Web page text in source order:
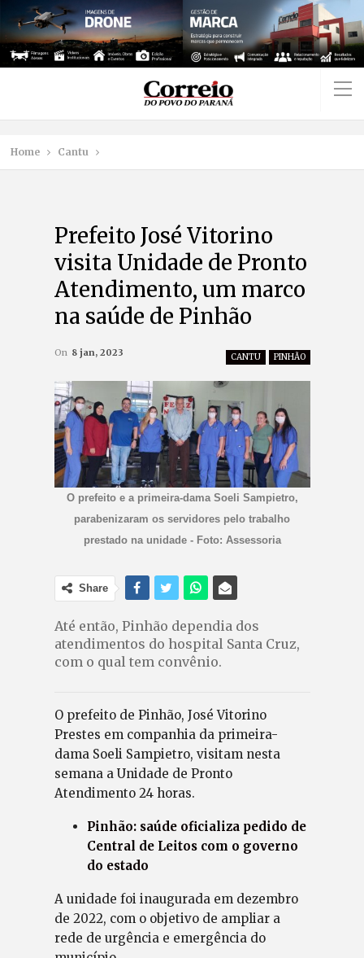
Home Cantu
Prefeito José Vitorino
visita Unidade de Pronto
Atendimento, um marco
na saúde de Pinhão
CANTU PINHÃO
On 8 jan, 2023
O prefeito e a primeira-dama Soeli Sampietro,
parabenizaram os servidores pelo trabalho
prestado na unidade - Foto: Assessoria
Share
Até então, Pinhão dependia dos
atendimentos do hospital Santa Cruz,
com o qual tem convênio.
O prefeito de Pinhão, José Vitorino
Prestes em companhia da primeira-
dama Soeli Sampietro, visitam nesta
semana a Unidade de Pronto
Atendimento 24 horas.
Pinhão: saúde oficializa pedido de
Central de Leitos com o governo
do estado
A unidade foi inaugurada em dezembro
de 2022, com o objetivo de ampliar a
rede de urgência e emergência do